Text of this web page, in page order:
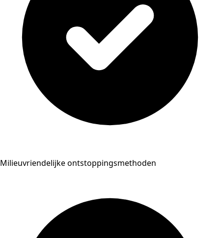
Milieuvriendelijke ontstoppingsmethoden